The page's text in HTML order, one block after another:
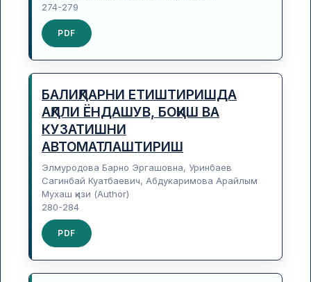
274-279
PDF
БАЛИҚЛАРНИ ЕТИШТИРИШДА
АҚЛЛИ ЁНДАШУВ, БОҚИШ ВА
КУЗАТИШНИ
АВТОМАТЛАШТИРИШ
Элмуродова Барно Эргашовна, Уринбаев
Сагинбай Куатбаевич, Абдукаримова Арайлым
Мухаш қизи (Author)
280-284
PDF